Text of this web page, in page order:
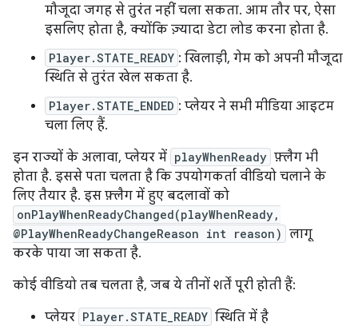
मौजूदा जगह से तुरंत नहीं चला सकता. आम तौर पर, ऐसा
इसलिए होता है, क्योंकि ज़्यादा डेटा लोड करना होता है.
Player.STATE_READY : खिलाड़ी, गेम को अपनी मौजूदा
स्थिति से तुरंत खेल सकता है.
Player.STATE_ENDED : प्लेयर ने सभी मीडिया आइटम
चला लिए हैं.
इन राज्यों के अलावा, प्लेयर में playWhenReady फ़्लैग भी
होता है. इससे पता चलता है कि उपयोगकर्ता वीडियो चलाने के
लिए तैयार है. इस फ़्लैग में हुए बदलावों को
onPlayWhenReadyChanged(playWhenReady,
@PlayWhenReadyChangeReason int reason) लागू
करके पाया जा सकता है.
कोई वीडियो तब चलता है, जब ये तीनों शर्तें पूरी होती हैं:
प्लेयर Player.STATE_READY स्थिति में है